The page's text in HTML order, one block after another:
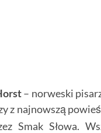
– norweski
z najnowszą
Smak Słowa.